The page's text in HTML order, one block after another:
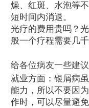
燥、红斑、水泡等
短时间内消退。
光疗的费用贵吗？
般一个疗程需要几
给各位病友一些建议
就业方面：银屑病
能力，所以不要因
作时，可以尽量避